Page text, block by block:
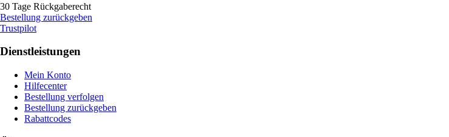
30 Tage Rückgaberecht
Bestellung zurückgeben
Trustpilot
Dienstleistungen
Mein Konto
Hilfecenter
Bestellung verfolgen
Bestellung zurückgeben
Rabattcodes